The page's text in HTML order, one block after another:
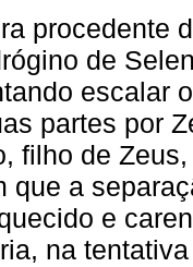
procedente
de
escalar
partes por
filho de
que a
e
na